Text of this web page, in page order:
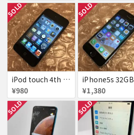
SOLD
iPod touch 4th 32GB バッテリー劣化あり
¥980
SOLD
¥1,380
SOLD SOLD